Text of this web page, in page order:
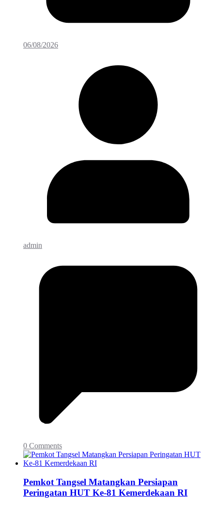
06/08/2026
admin
0 Comments
Pemkot Tangsel Matangkan Persiapan
Peringatan HUT Ke-81 Kemerdekaan RI